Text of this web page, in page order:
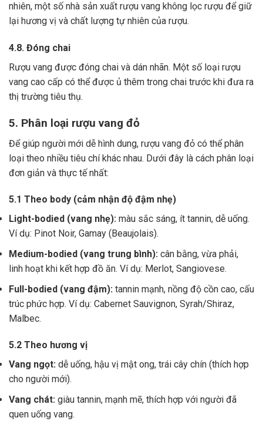
nhiên, một số nhà sản xuất rượu vang không lọc rượu để giữ
lại hương vị và chất lượng tự nhiên của rượu.
4.8. Đóng chai
Rượu vang được đóng chai và dán nhãn. Một số loại rượu
vang cao cấp có thể được ủ thêm trong chai trước khi đưa ra
thị trường tiêu thụ.
5. Phân loại rượu vang đỏ
Để giúp người mới dễ hình dung, rượu vang đỏ có thể phân
loại theo nhiều tiêu chí khác nhau. Dưới đây là cách phân loại
đơn giản và thực tế nhất:
5.1 Theo body (cảm nhận độ đậm nhẹ)
Light-bodied (vang nhẹ): màu sắc sáng, ít tannin, dễ uống.
Ví dụ: Pinot Noir, Gamay (Beaujolais).
Medium-bodied (vang trung bình): cân bằng, vừa phải,
linh hoạt khi kết hợp đồ ăn. Ví dụ: Merlot, Sangiovese.
Full-bodied (vang đậm): tannin mạnh, nồng độ cồn cao, cấu
trúc phức hợp. Ví dụ: Cabernet Sauvignon, Syrah/Shiraz,
Malbec.
5.2 Theo hương vị
Vang ngọt: dễ uống, hậu vị mật ong, trái cây chín (thích hợp
cho người mới).
Vang chát: giàu tannin, mạnh mẽ, thích hợp với người đã
quen uống vang.